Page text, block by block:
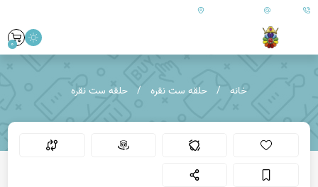
09179890157 ایران - فارس - کازرون
0
خانه حلقه ست نقره حلقه ست نقره